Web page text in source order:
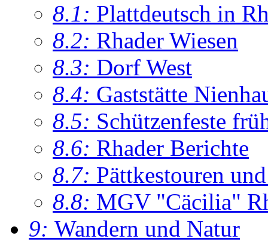
8.1: Plattdeutsch in
8.2: Rhader Wiesen
8.3: Dorf West
8.4: Gaststätte
8.5: Schützenfeste
8.6: Rhader Berichte
8.7: Pättkestouren
8.8: MGV "Cäcilia"
9: Wandern und Natur